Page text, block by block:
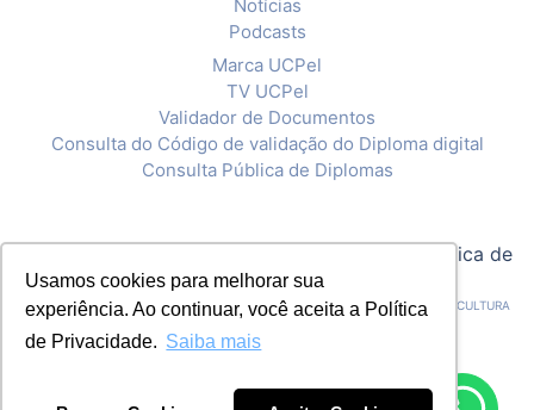
Usamos cookies para melhorar sua
experiência. Ao continuar, você aceita a Política
de Privacidade. Saiba mais
Notícias
Podcasts
Marca UCPel
TV UCPel
Validador de Documentos
Consulta do Código de validação do Diploma digital
Consulta Pública de Diplomas
Política de
Privacidade
CNPJ: 92.238.914/0001-03 - ASSOCIAÇÃO PELOTENSE DE ASSISTÊNCIA E CULTURA